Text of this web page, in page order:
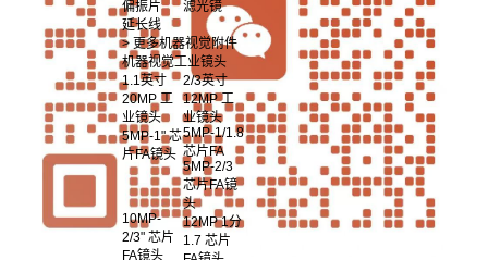
偏振片
滤光镜
延长线
> 更多机器视觉附件
机器视觉工业镜头
1.1英寸
20MP 工
业镜头
2/3英寸
12MP 工
业镜头
5MP-1" 芯
片FA镜头
5MP-1/1.8
芯片FA
5MP-2/3
芯片FA镜
头
10MP-
2/3" 芯片
FA镜头
12MP 1分
1.7 芯片